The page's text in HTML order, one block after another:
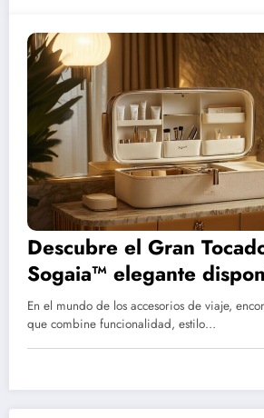
Descubre el Gran
Sogaia™ elegante
múltiples colores para
hombre
En el mundo de los accesorios de viaje,
que combine funcionalidad, estilo…